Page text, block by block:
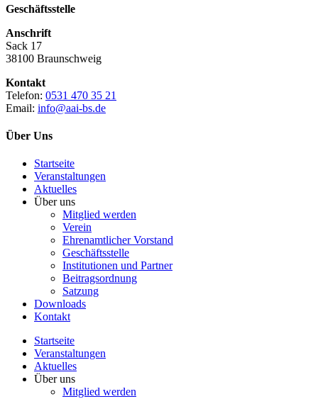
Geschäftsstelle
Anschrift
Sack 17
38100 Braunschweig
Kontakt
Telefon: 0531 470 35 21
Email: info@aai-bs.de
Über Uns
Startseite
Veranstaltungen
Aktuelles
Über uns
Mitglied werden
Verein
Ehrenamtlicher Vorstand
Geschäftsstelle
Institutionen und Partner
Beitragsordnung
Satzung
Downloads
Kontakt
Startseite
Veranstaltungen
Aktuelles
Über uns
Mitglied werden